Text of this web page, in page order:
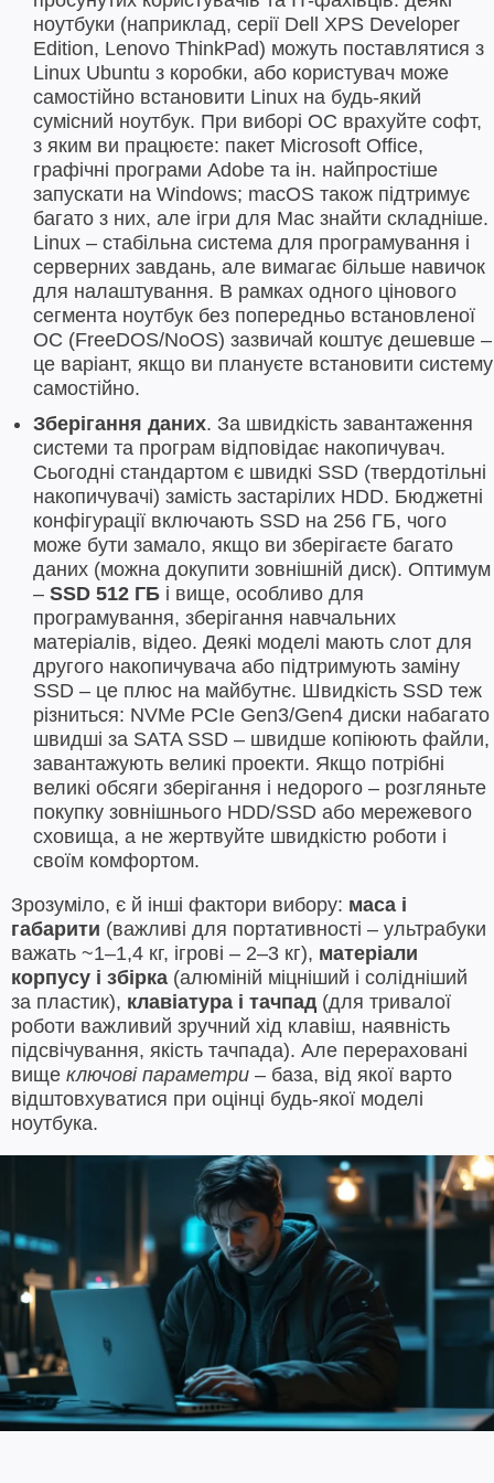
ноутбуки (наприклад, серії Dell XPS Developer
Edition, Lenovo ThinkPad) можуть поставлятися з
Linux Ubuntu з коробки, або користувач може
самостійно встановити Linux на будь-який
сумісний ноутбук. При виборі ОС врахуйте софт,
з яким ви працюєте: пакет Microsoft Office,
графічні програми Adobe та ін. найпростіше
запускати на Windows; macOS також підтримує
багато з них, але ігри для Mac знайти складніше.
Linux – стабільна система для програмування і
серверних завдань, але вимагає більше навичок
для налаштування. В рамках одного цінового
сегмента ноутбук без попередньо встановленої
ОС (FreeDOS/NoOS) зазвичай коштує дешевше –
це варіант, якщо ви плануєте встановити систему
самостійно.
Зберігання даних. За швидкість завантаження
системи та програм відповідає накопичувач.
Сьогодні стандартом є швидкі SSD (твердотільні
накопичувачі) замість застарілих HDD. Бюджетні
конфігурації включають SSD на 256 ГБ, чого
може бути замало, якщо ви зберігаєте багато
даних (можна докупити зовнішній диск). Оптимум
– SSD 512 ГБ і вище, особливо для
програмування, зберігання навчальних
матеріалів, відео. Деякі моделі мають слот для
другого накопичувача або підтримують заміну
SSD – це плюс на майбутнє. Швидкість SSD теж
різниться: NVMe PCIe Gen3/Gen4 диски набагато
швидші за SATA SSD – швидше копіюють файли,
завантажують великі проекти. Якщо потрібні
великі обсяги зберігання і недорого – розгляньте
покупку зовнішнього HDD/SSD або мережевого
сховища, а не жертвуйте швидкістю роботи і
своїм комфортом.
Зрозуміло, є й інші фактори вибору: маса і
габарити (важливі для портативності – ультрабуки
важать ~1–1,4 кг, ігрові – 2–3 кг), матеріали
корпусу і збірка (алюміній міцніший і солідніший
за пластик), клавіатура і тачпад (для тривалої
роботи важливий зручний хід клавіш, наявність
підсвічування, якість тачпада). Але перераховані
вище ключові параметри – база, від якої варто
відштовхуватися при оцінці будь-якої моделі
ноутбука.